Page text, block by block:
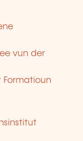
vun der
Formatioun